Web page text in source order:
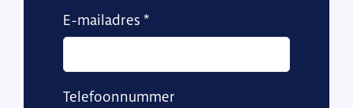
E-mailadres
Telefoonnummer